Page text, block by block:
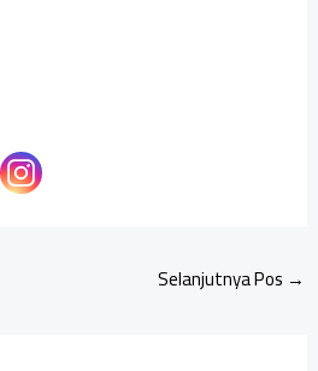
Selanjutnya Pos →